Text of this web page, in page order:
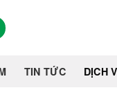
TIN TỨC DỊCH